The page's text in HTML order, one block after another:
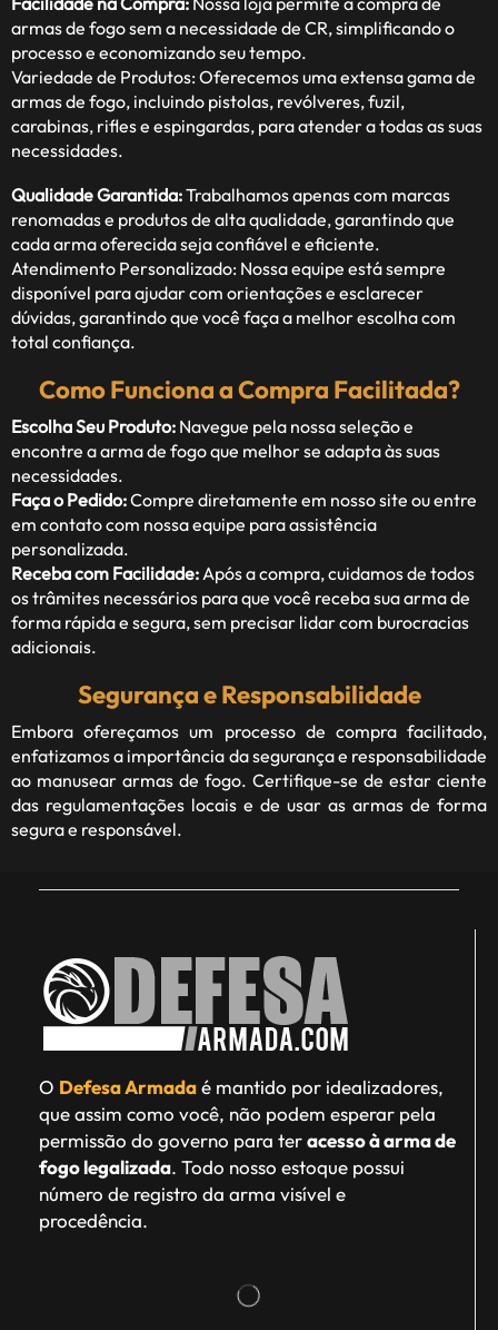
armas de fogo sem a necessidade de CR, simplificando o
processo e economizando seu tempo.
Variedade de Produtos: Oferecemos uma extensa gama de
armas de fogo, incluindo pistolas, revólveres, fuzil,
carabinas, rifles e espingardas, para atender a todas as suas
necessidades.
Qualidade Garantida:Trabalhamos apenas com marcas
renomadas e produtos de alta qualidade, garantindo que
cada arma oferecida seja confiável e eficiente.
Atendimento Personalizado: Nossa equipe está sempre
disponível para ajudar com orientações e esclarecer
dúvidas, garantindo que você faça a melhor escolha com
total confiança.
Como Funciona a Compra Facilitada?
Escolha Seu Produto: Navegue pela nossa seleção e
encontre a arma de fogo que melhor se adapta às suas
necessidades.
Faça o Pedido:Compre diretamente em nosso site ou entre
em contato com nossa equipe para assistência
personalizada.
Receba com Facilidade:Após a compra, cuidamos de todos
os trâmites necessários para que você receba sua arma de
forma rápida e segura, sem precisar lidar com burocracias
adicionais.
Segurança e Responsabilidade
Embora ofereçamos um processo de compra facilitado,
enfatizamos a importância da segurança e responsabilidade
ao manusear armas de fogo. Certifique-se de estar ciente
das regulamentações locais e de usar as armas de forma
segura e responsável.
O Defesa Armadaé mantido por idealizadores,
que assim como você, não podem esperar pela
permissão do governo para teracesso à arma de
fogo legalizada. Todo nosso estoque possui
número de registro da arma visível e
procedência.